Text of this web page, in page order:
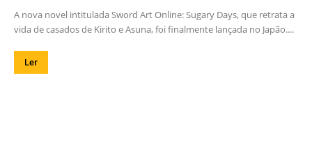
A nova novel intitulada Sword Art Online: Sugary Days, que retrata a
vida de casados de Kirito e Asuna, foi finalmente lançada no Japão....
Ler